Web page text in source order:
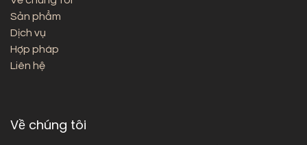
Sản phẩm
Dịch vụ
Hợp pháp
Liên hệ
Về chúng tôi